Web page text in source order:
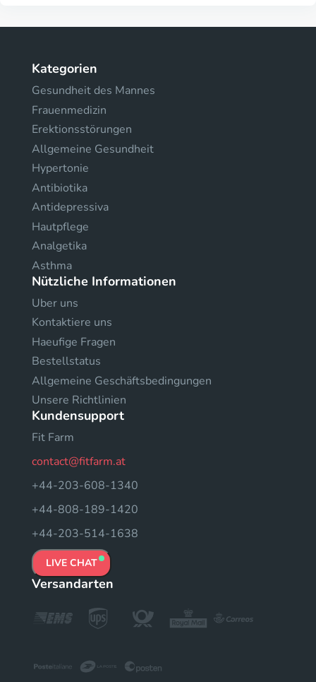
Kategorien
Gesundheit des Mannes
Frauenmedizin
Erektionsstörungen
Allgemeine Gesundheit
Hypertonie
Antibiotika
Antidepressiva
Hautpflege
Analgetika
Asthma
Nützliche Informationen
Uber uns
Kontaktiere uns
Haeufige Fragen
Bestellstatus
Allgemeine Geschäftsbedingungen
Unsere Richtlinien
Kundensupport
Fit Farm
contact@fitfarm.at
+44-203-608-1340
+44-808-189-1420
+44-203-514-1638
LIVE CHAT
Versandarten